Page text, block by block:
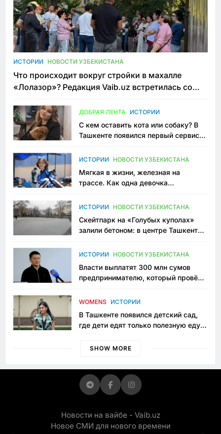
ИСТОРИИ НОВОСТИ УЗБЕКИСТАНА
Что происходит вокруг стройки в махалле
«Лолазор»? Редакция Vaib.uz встретилась со
ДОБРАЯ ЛЕНТА ИСТОРИИ
С кем оставить кота или собаку? В
Ташкенте появился первый сервис
ИСТОРИИ НОВОСТИ УЗБЕКИСТАНА
Мягкая в жизни, железная на
трассе. Как одна девочка
Узбекистане
ИСТОРИИ НОВОСТИ УЗБЕКИСТАНА
Скейтпарк на «Голубых куполах»
залили бетоном: в центре Ташкента
пространство
ИСТОРИИ НОВОСТИ УЗБЕКИСТАНА
Власти выплатят 300 млн сумов
предпринимателю, который провёл
приговору
WOMENS ИСТОРИИ
В Ташкенте появился детский сад,
где дети едят только полезную еду.
просить «кашу без сахара»
SHOW MORE
Новости на вайбе - Vaib.uz
Новое СМИ для нового времени